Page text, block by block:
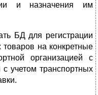
и назначения им
БД для регистрации
на конкретные
организацией с
учетом транспортных